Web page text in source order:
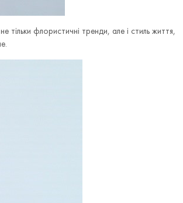
тільки флористичні тренди, але і стиль життя,